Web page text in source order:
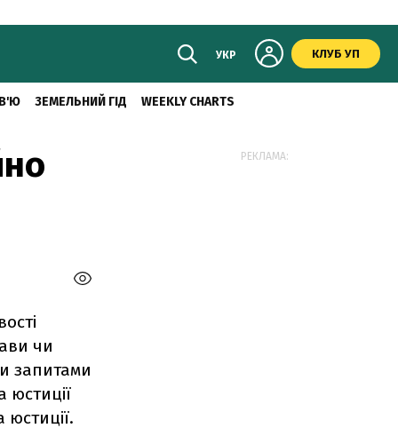
УКР КЛУБ УП
ЗЕМЕЛЬНИЙ ГІД WEEKLY CHARTS
чи
запитами
юстиції
юстиції.
РЕКЛАМА: